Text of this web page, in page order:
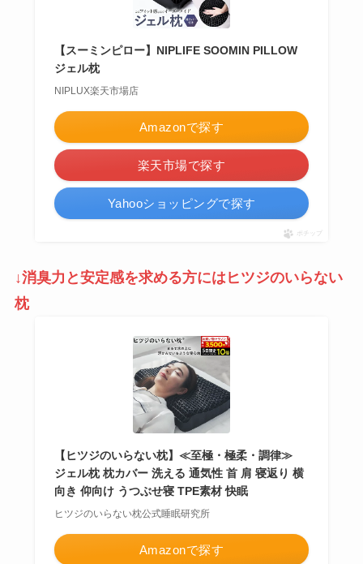
【スーミンピロー】NIPLIFE SOOMIN PILLOW
ジェル枕
NIPLUX楽天市場店
Amazonで探す
楽天市場で探す
Yahooショッピングで探す
ポチップ
↓消臭力と安定感を求める方にはヒツジのいらない
枕
【ヒツジのいらない枕】≪至極・極柔・調律≫
ジェル枕 枕カバー 洗える 通気性 首 肩 寝返り 横
向き 仰向け うつぶせ寝 TPE素材 快眠
ヒツジのいらない枕公式睡眠研究所
Amazonで探す